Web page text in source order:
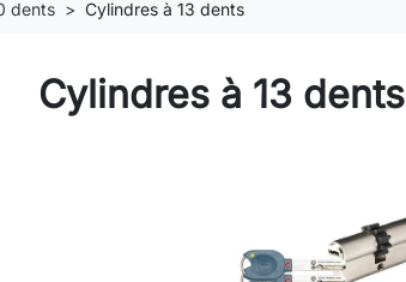
dents Cylindres à 13 dents
Cylindres à 13 dents